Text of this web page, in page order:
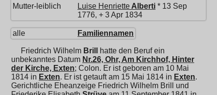
Mutter-leiblich
Luise Henriette Alberti * 13 Sep
1776, + 3 Apr 1834
alle Familiennamen
Friedrich Wilhelm Brill
hatte den Beruf ein
unbekanntes Datum Nr.26, Ohr, Am Kirchhof, Hinter
der Kirche, Exten; Colon. Er ist geboren am 10 Mai
1814 in Exten. Er ist getauft am 15 Mai 1814 in Exten.
Gerichtliche Eheanzeige Friedrich Wilhelm Brill und